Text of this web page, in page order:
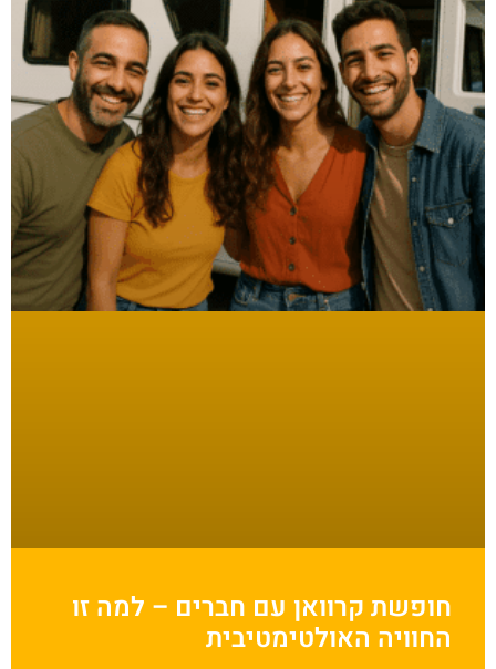
חופשת קרוואן עם חברים – למה זו
החוויה האולטימטיבית